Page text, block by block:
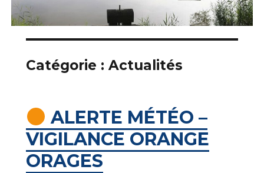
Catégorie : Actualités
ALERTE MÉTÉO –
VIGILANCE ORANGE
ORAGES